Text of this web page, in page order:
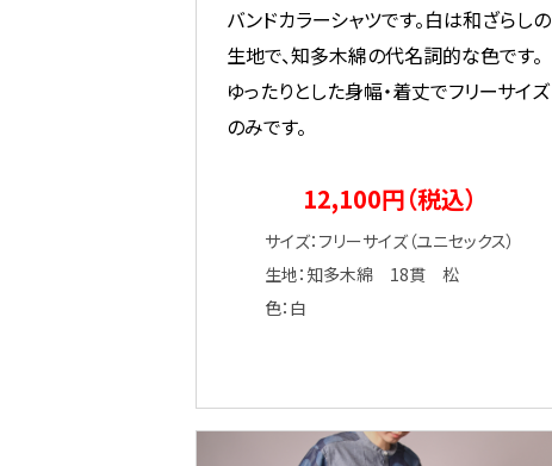
バンドカラーシャツです。白は和ざらしの
生地で、知多木綿の代名詞的な色です。
ゆったりとした身幅・着丈でフリーサイズ
のみです。
12,100円（税込）
サイズ：フリーサイズ（ユニセックス）
生地：知多木綿 18貫 松
色：白